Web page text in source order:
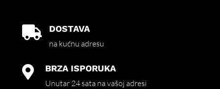
 DOSTAVA
na kućnu adresu
 BRZA ISPORUKA
Unutar 24 sata na vašoj adresi